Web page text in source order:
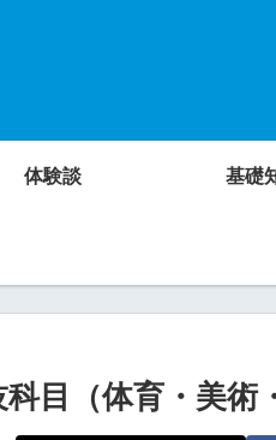
体験談 基礎
目（体育・美術